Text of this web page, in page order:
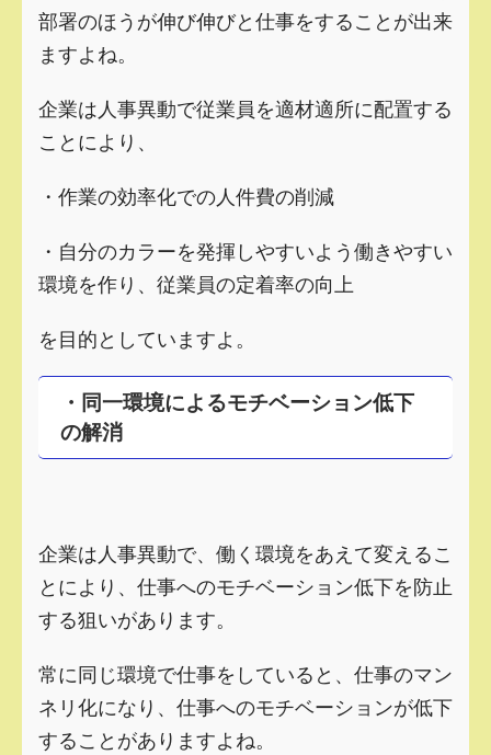
部署のほうが伸び伸びと仕事をすることが出来
ますよね。
企業は人事異動で従業員を適材適所に配置する
ことにより、
・作業の効率化での人件費の削減
・自分のカラーを発揮しやすいよう働きやすい
環境を作り、従業員の定着率の向上
を目的としていますよ。
・同一環境によるモチベーション低下
の解消
企業は人事異動で、働く環境をあえて変えるこ
とにより、仕事へのモチベーション低下を防止
する狙いがあります。
常に同じ環境で仕事をしていると、 仕事のマン
ネリ化になり、仕事へのモチベーションが低下
することがありますよね。